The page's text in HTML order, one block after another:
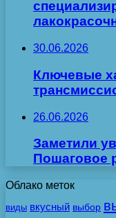
30.06.2026
Ключевые
26.06.2026
Заметили
Пошаговое
Облако меток
виды вкусный выбор